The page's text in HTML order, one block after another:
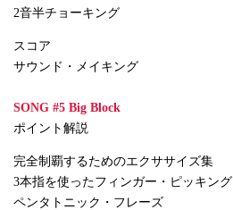
2音半チョーキング
スコア
サウンド・メイキング
SONG #5 Big Block
ポイント解説
完全制覇するためのエクササイズ集
3本指を使ったフィンガー・ピッキング
ペンタトニック・フレーズ